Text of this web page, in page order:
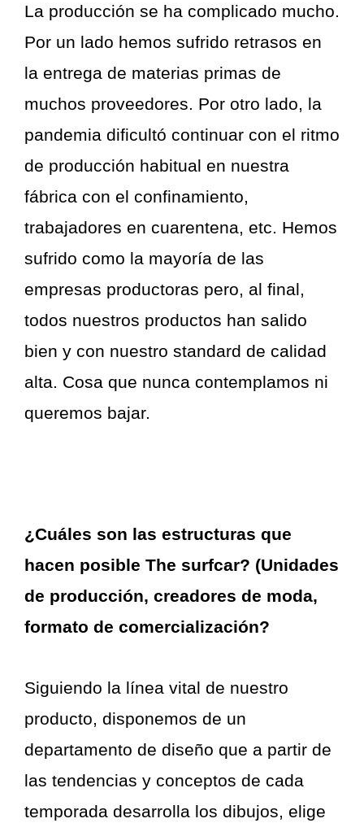
La producción se ha complicado mucho.
Por un lado hemos sufrido retrasos en
la entrega de materias primas de
muchos proveedores. Por otro lado, la
pandemia dificultó continuar con el ritmo
de producción habitual en nuestra
fábrica con el confinamiento,
trabajadores en cuarentena, etc. Hemos
sufrido como la mayoría de las
empresas productoras pero, al final,
todos nuestros productos han salido
bien y con nuestro standard de calidad
alta. Cosa que nunca contemplamos ni
queremos bajar.
¿Cuáles son las estructuras que
hacen posible The surfcar? (Unidades
de producción, creadores de moda,
formato de comercialización?
Siguiendo la línea vital de nuestro
producto, disponemos de un
departamento de diseño que a partir de
las tendencias y conceptos de cada
temporada desarrolla los dibujos, elige